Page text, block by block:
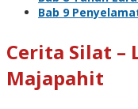
Bab 9
Cerita Silat –
Majapahit